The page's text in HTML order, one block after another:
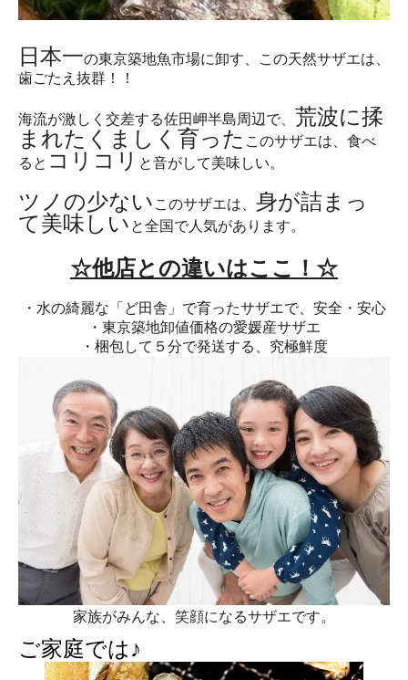
日本一の東京築地魚市場に卸す、この天然サザエは、
歯ごたえ抜群！！
海流が激しく交差する佐田岬半島周辺で、 荒波に揉
まれたくましく育った このサザエは、食べ
ると コリコリ と音がして美味しい。
ツノの少ない このサザエは、 身が詰まっ
て美味しい と全国で人気があります。
☆他店との違いはここ！☆
・水の綺麗な「ど田舎」で育ったサザエで、安全・安心
・東京築地卸値価格の愛媛産サザエ
・梱包して５分で発送する、究極鮮度
家族がみんな、笑顔になるサザエです。
ご家庭では♪